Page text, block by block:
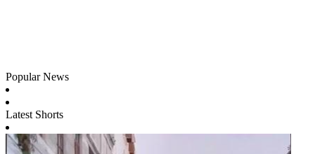
Popular News
Latest Shorts